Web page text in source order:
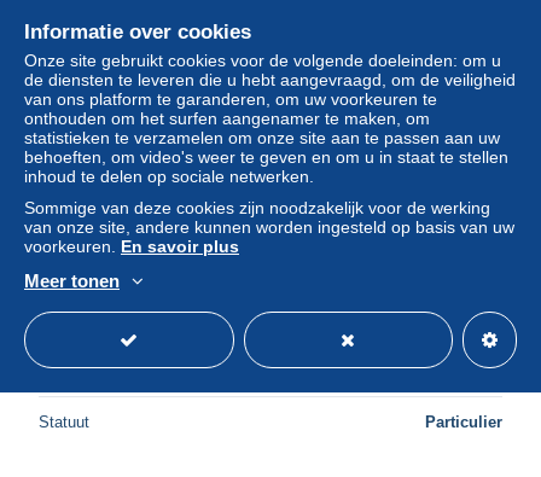
Nieuw
Belgique Bruxelles Gare du MIDI *YBG878
± US$ 20,80
Statuut Particulier
Informatie over cookies
Onze site gebruikt cookies voor de volgende doeleinden: om u
de diensten te leveren die u hebt aangevraagd, om de veiligheid
van ons platform te garanderen, om uw voorkeuren te
onthouden om het surfen aangenamer te maken, om
statistieken te verzamelen om onze site aan te passen aan uw
behoeften, om video's weer te geven en om u in staat te stellen
inhoud te delen op sociale netwerken.
Sommige van deze cookies zijn noodzakelijk voor de werking
van onze site, andere kunnen worden ingesteld op basis van uw
voorkeuren. En savoir plus
Meer tonen